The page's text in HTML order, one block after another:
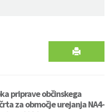
priprave občinskega
za območje urejanja NA4-